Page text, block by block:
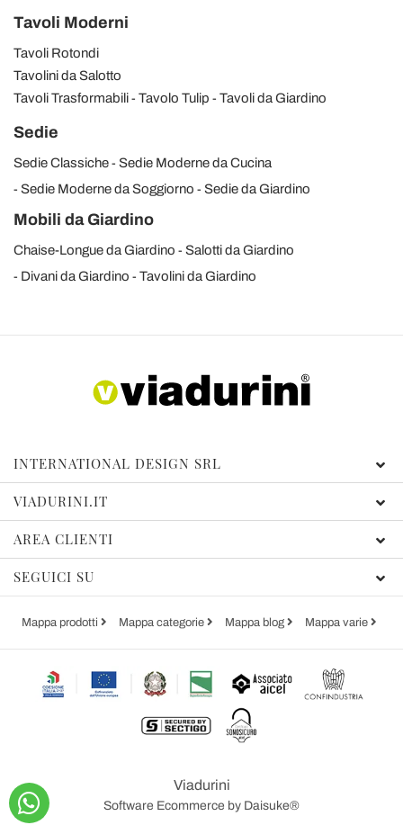
Tavoli Moderni
Tavoli Rotondi
Tavolini da Salotto
Tavoli Trasformabili
Tavolo Tulip Tavoli da Giardino
Sedie
Sedie Classiche
Sedie Moderne da Cucina
Sedie Moderne da Soggiorno
Sedie da Giardino
Mobili da Giardino
Chaise-Longue da Giardino
Salotti da Giardino
Divani da Giardino
Tavolini da Giardino
INTERNATIONAL DESIGN SRL
VIADURINI.IT
AREA CLIENTI
SEGUICI SU
Mappa prodotti Mappa categorie Mappa blog Mappa varie
Viadurini
Software Ecommerce by Daisuke®